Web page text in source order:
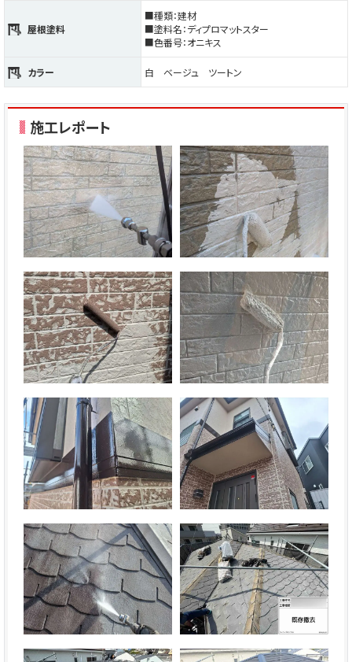
屋根塗料
■種類：建材
■塗料名：ディプロマットスター
■色番号：オニキス
カラー 白 ベージュ ツートン
施工レポート